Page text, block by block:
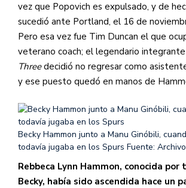
vez que Popovich es expulsado, y de
sucedió ante Portland, el 16 de
Pero esa vez fue Tim Duncan el que
veterano coach; el legendario
Threedecidió no regresar como
y ese puesto quedó en manos de
Becky Hammon junto a Manu Ginóbili,
todavía jugaba en los Spurs Fuente: Archivo
Rebbeca Lynn Hammon, conocida por
Becky, había sido ascendida hace un